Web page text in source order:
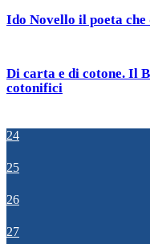
Ido Novello il poeta che
Di carta e di cotone. Il
cotonifici
24
25
26
27